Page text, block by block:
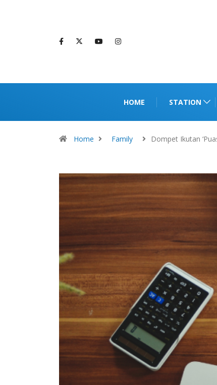
HOME STATION
Home Family Dompet Ikutan